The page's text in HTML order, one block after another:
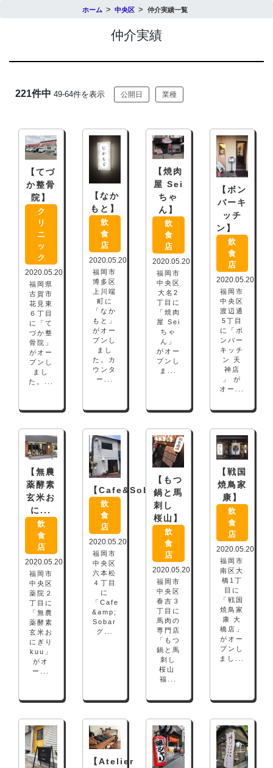
ホーム 中央区 仲介実績一覧
仲介実績
221件中 49-64件を表示 公開日 業種
【てづ
か整骨
院】
ク
リ
ニ
ッ
ク
2020.05.20
福岡県
古賀市
花見東
６丁目
に「て
づか整
骨院」
がオー
プンし
まし
た。...
【なか
もと】
飲
食
店
2020.05.20
福岡市
博多区
上川端
町に
「なか
もと」
がオー
プンし
まし
た。カ
ウンタ
ー...
【焼肉
屋 Sei
ちゃ
ん】
飲
食
店
2020.05.20
福岡市
中央区
大名2
丁目に
「焼肉
屋 Sei
ちゃ
ん」
がオー
プンし
ま...
【ボン
バーキ
ッチ
ン】
飲
食
店
2020.05.20
福岡市
中央区
渡辺通
5丁目
に「ボ
ンバー
キッチ
ン 天
神店
」 が
オー...
【無農
薬酵素
玄米お
に...
飲
食
店
2020.05.20
福岡市
中央区
薬院２
丁目に
「無農
薬酵素
玄米お
にぎり
kuu」
がオ
ー...
【Cafe&Soba...
飲
食
店
2020.05.20
福岡市
中央区
六本松
４丁目
に
「Cafe
&amp;
Sobar
グ...
【もつ
鍋と馬
刺し
桜山】
飲
食
店
2020.05.20
福岡市
中央区
春吉３
丁目に
馬肉の
専門店
「もつ
鍋と馬
刺し
桜山
福...
【戦国
焼鳥家
康】
飲
食
店
2020.05.20
福岡市
南区大
橋1丁
目に
「戦国
焼鳥家
康 大
橋店」
がオー
プンし
まし...
【Atelier